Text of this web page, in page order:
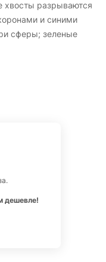
хвосты разрываются
и синими
сферы; зеленые
трещащие
золотыми
дешевле!